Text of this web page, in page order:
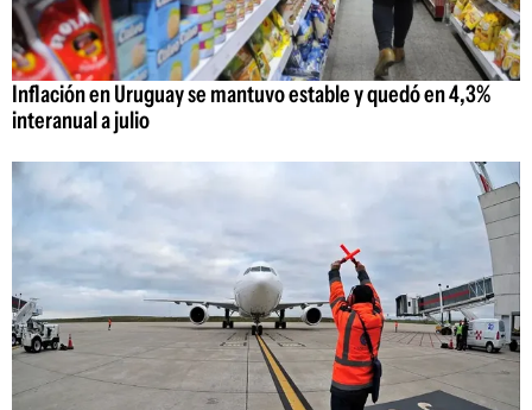
Inflación en Uruguay se mantuvo estable y quedó en 4,3%
interanual a julio